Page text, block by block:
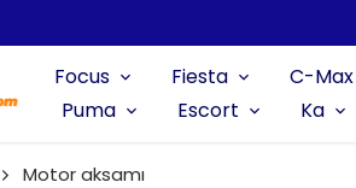
Focus Fiesta C-Max
Puma
Escort Ka
Motor aksamı